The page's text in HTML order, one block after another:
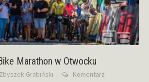
Marathon w Otwocku
Zbyszek Grabiński Komentarz